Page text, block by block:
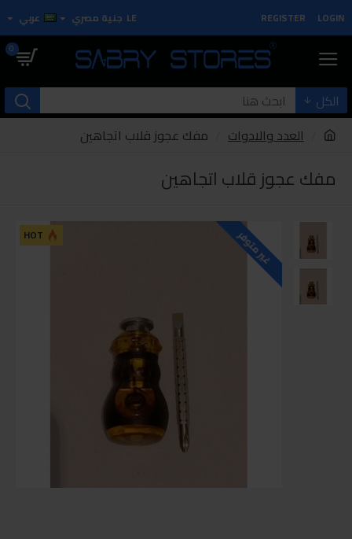
LOGIN
REGISTER
LE جنية مصري عربي
0
الكل
العدد والادوات
مفك عجوز قلاب اتجاهين
مفك عجوز قلاب اتجاهين
HOT غير متوفر